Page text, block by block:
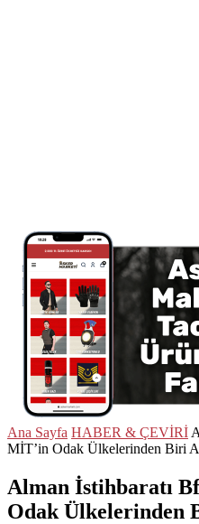
Ana Sayfa HABER & ÇEVİRİ
MİT’in Odak Ülkelerinden Biri
Alman İstihbaratı
Odak Ülkelerinden